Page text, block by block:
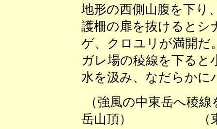
地形の西側山腹を下り
護柵の扉を抜けるとシ
ゲ、クロユリが満開だ
ガレ場の稜線を下ると
水を汲み、なだらかに
（強風の中東岳へ
岳山頂） （東岳